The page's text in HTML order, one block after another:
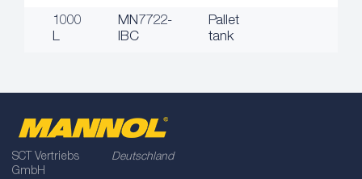
1000
L
MN7722-
IBC
Pallet
tank
SCT Vertriebs
GmbH
Deutschland